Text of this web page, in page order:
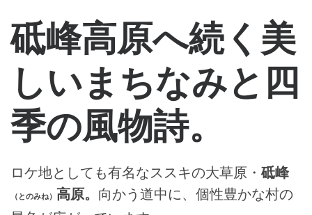
砥峰高原へ続く美
しいまちなみと四
季の風物詩。
ロケ地としても有名なススキの大草原・ 砥峰
（とのみね） 高原。 向かう道中に、個性豊かな村の